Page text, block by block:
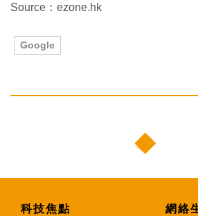
Source：ezone.hk
Google
科技焦點 網絡